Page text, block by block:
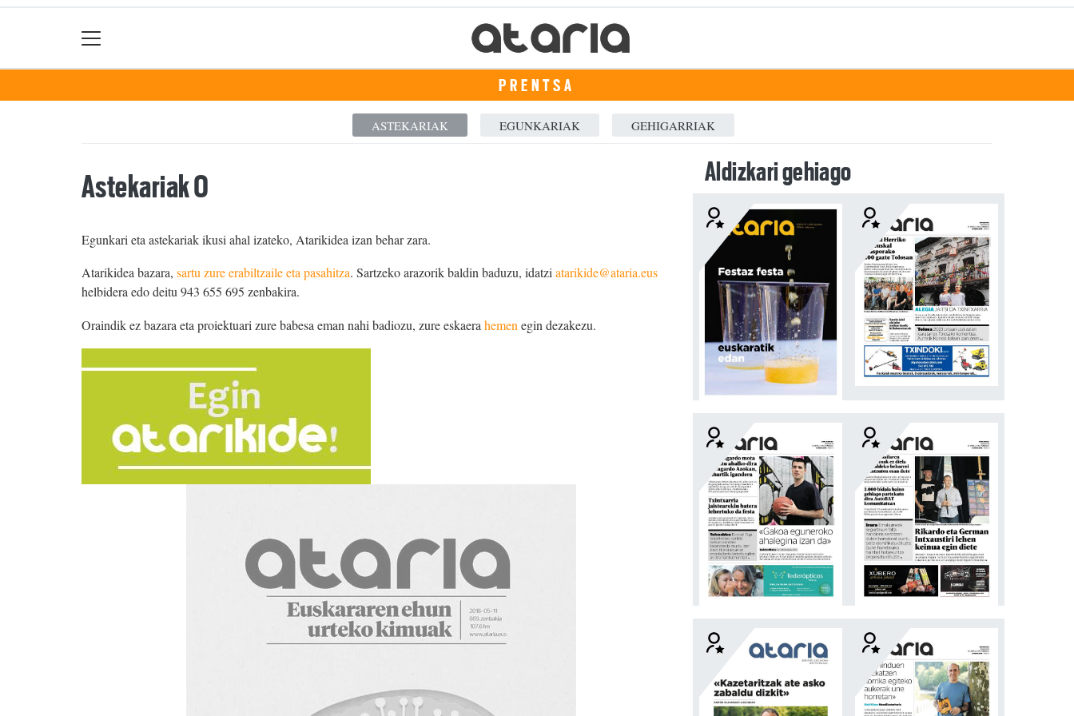
PRENTSA
ASTEKARIAK EGUNKARIAK GEHIGARRIAK
Astekariak 0
Egunkari eta astekariak ikusi ahal izateko, Atarikidea izan behar zara.
Atarikidea bazara, sartu zure erabiltzaile eta pasahitza. Sartzeko arazorik baldin baduzu, idatziatarikide@ataria.eus
helbidera edo deitu 943 655 695 zenbakira.
Oraindik ez bazara eta proiektuari zure babesa eman nahi badiozu, zure eskaera hemen egin dezakezu.
Aldizkari gehiago